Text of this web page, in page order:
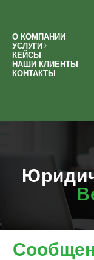
О КОМПАНИИ
УСЛУГИ
КЕЙСЫ
НАШИ КЛИЕНТЫ
КОНТАКТЫ
и взыскание